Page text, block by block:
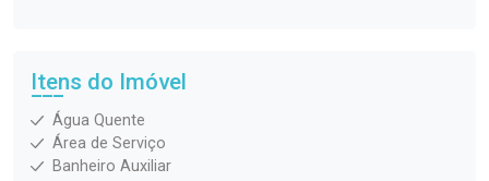
Itens do Imóvel
Água Quente
Área de Serviço
Banheiro Auxiliar